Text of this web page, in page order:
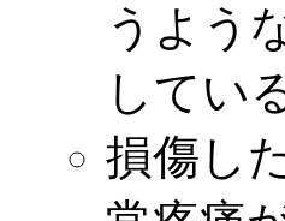
うよう
してい
損傷し